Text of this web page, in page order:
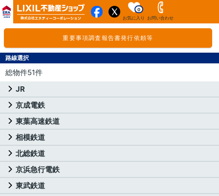
お気に入り
0
お問い合わせ
重要事項調査報告書発行依頼等
路線選択
総物件51件
JR
京成電鉄
東葉高速鉄道
相模鉄道
北総鉄道
京浜急行電鉄
東武鉄道